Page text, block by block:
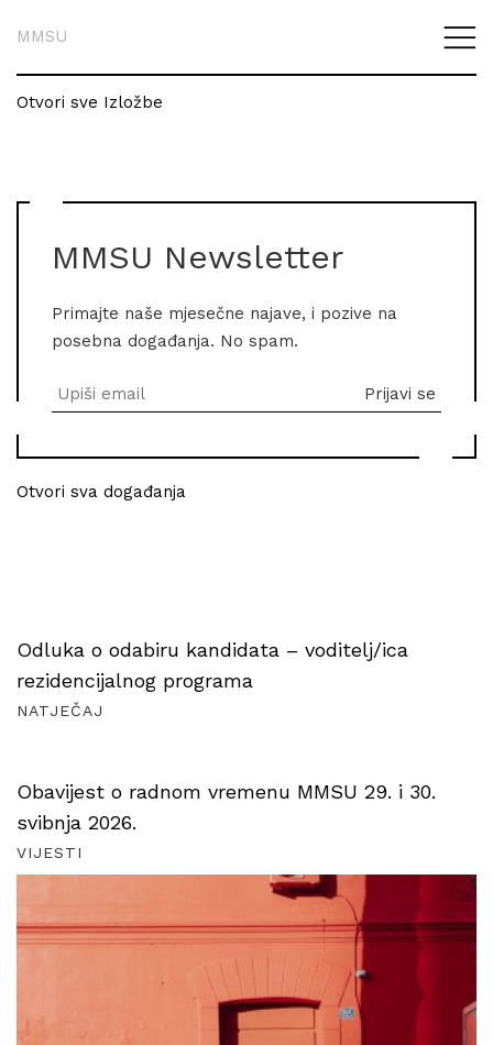
MMSU
Otvori sve Izložbe
MMSU Newsletter
Primajte naše mjesečne najave, i pozive na
posebna događanja. No spam.
Otvori sva događanja
Odluka o odabiru kandidata – voditelj/ica
rezidencijalnog programa
NATJEČAJ
Obavijest o radnom vremenu MMSU 29. i 30.
svibnja 2026.
VIJESTI